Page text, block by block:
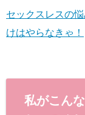
セックスレスの
けはやらなきゃ！
私がこん